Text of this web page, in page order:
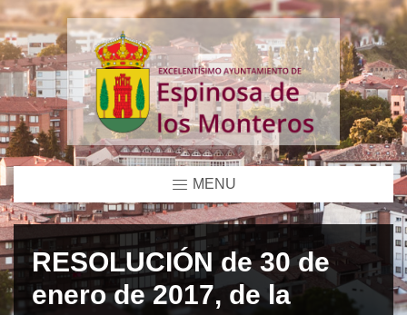
MENU
RESOLUCIÓN de 30 de
enero de 2017, de la